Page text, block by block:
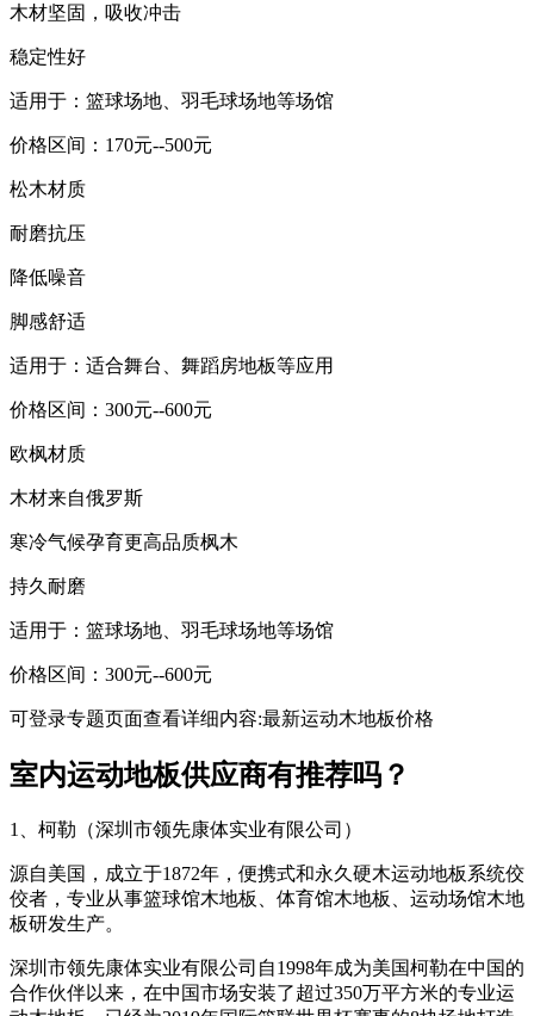
木材坚固，吸收冲击
稳定性好
适用于：篮球场地、羽毛球场地等场馆
价格区间：170元--500元
松木材质
耐磨抗压
降低噪音
脚感舒适
适用于：适合舞台、舞蹈房地板等应用
价格区间：300元--600元
欧枫材质
木材来自俄罗斯
寒冷气候孕育更高品质枫木
持久耐磨
适用于：篮球场地、羽毛球场地等场馆
价格区间：300元--600元
可登录专题页面查看详细内容:最新运动木地板价格
室内运动地板供应商有推荐吗？
1、柯勒（深圳市领先康体实业有限公司）
源自美国，成立于1872年，便携式和永久硬木运动地板系统佼
佼者，专业从事篮球馆木地板、体育馆木地板、运动场馆木地
板研发生产。
深圳市领先康体实业有限公司自1998年成为美国柯勒在中国的
合作伙伴以来，在中国市场安装了超过350万平方米的专业运